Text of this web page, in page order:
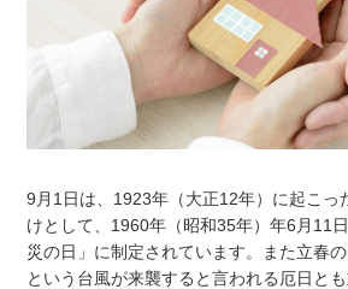
9月1日は、1923年（大正12年）に起こっ
けとして、1960年（昭和35年）年6月11
災の日」に制定されています。また立春
という台風が来襲すると言われる厄日と